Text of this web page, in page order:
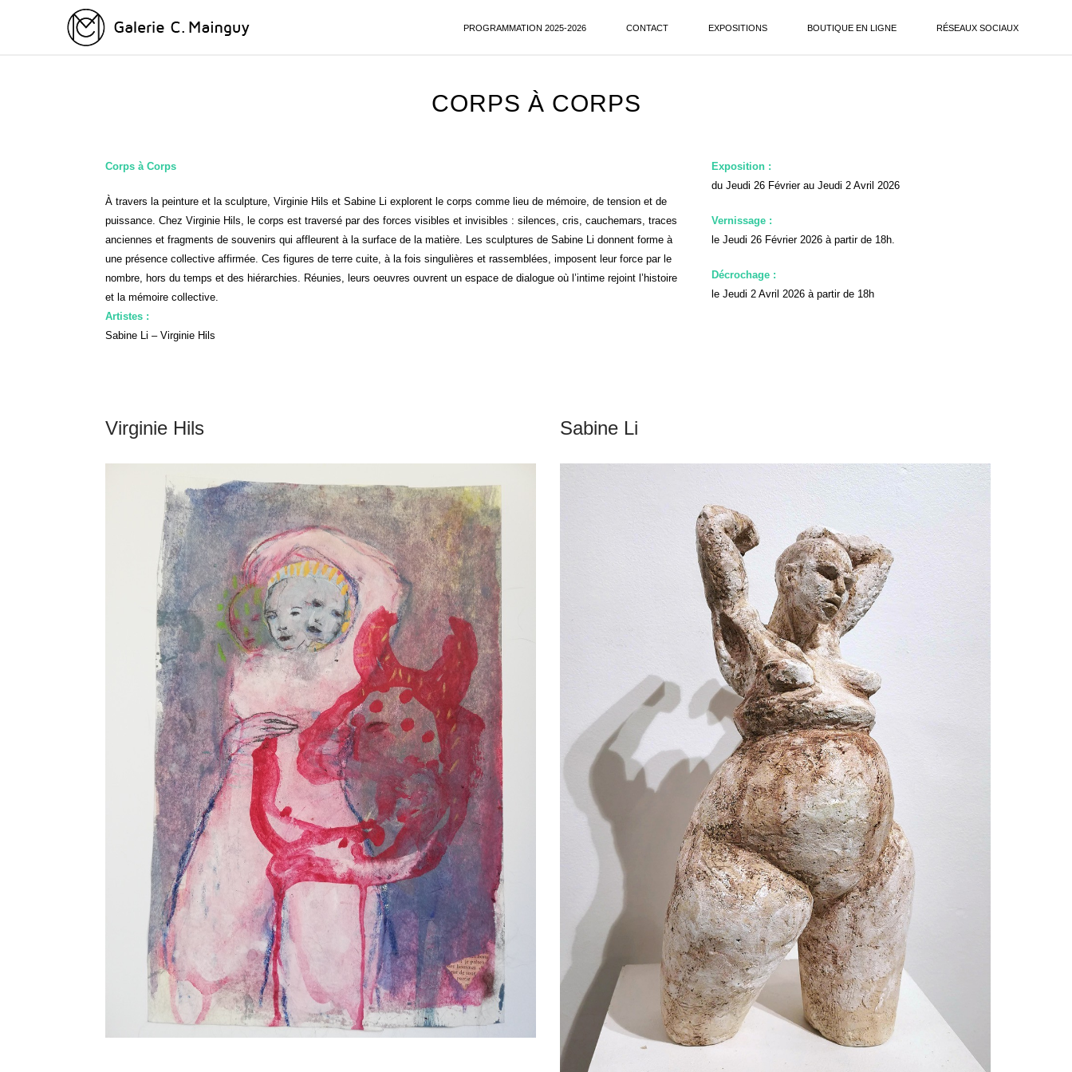
PROGRAMMATION 2025-2026 CONTACT EXPOSITIONS BOUTIQUE EN LIGNE RÉSEAUX SOCIAUX
CORPS À CORPS
Corps à Corps
À travers la peinture et la sculpture, Virginie Hils et Sabine Li explorent le corps comme lieu de mémoire, de tension et de
puissance. Chez Virginie Hils, le corps est traversé par des forces visibles et invisibles : silences, cris, cauchemars, traces
anciennes et fragments de souvenirs qui affleurent à la surface de la matière. Les sculptures de Sabine Li donnent forme à
une présence collective affirmée. Ces figures de terre cuite, à la fois singulières et rassemblées, imposent leur force par le
nombre, hors du temps et des hiérarchies. Réunies, leurs oeuvres ouvrent un espace de dialogue où l’intime rejoint l’histoire
et la mémoire collective.
Artistes :
Sabine Li – Virginie Hils
Exposition :
du Jeudi 26 Février au Jeudi 2 Avril 2026
Vernissage :
le Jeudi 26 Février 2026 à partir de 18h.
Décrochage :
le Jeudi 2 Avril 2026 à partir de 18h
Virginie Hils Sabine Li